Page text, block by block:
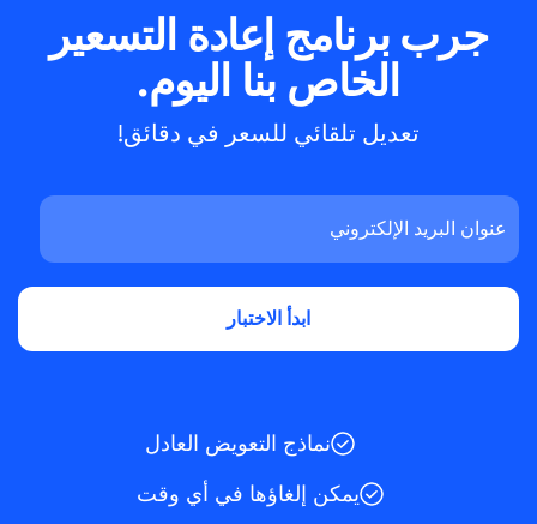
جرب برنامج إعادة التسعير
الخاص بنا اليوم.
تعديل تلقائي للسعر في دقائق!
نماذج التعويض العادل
يمكن إلغاؤها في أي وقت